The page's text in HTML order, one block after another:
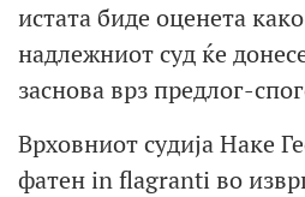
истата биде оценета
надлежниот суд ќе
заснова врз предлог-
Врховниот судија Наке
фатен in flagranti во